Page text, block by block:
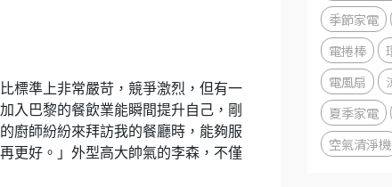
標準上非常嚴苛，競爭激烈，但有一
入巴黎的餐飲業能瞬間提升自己，剛
廚師紛紛來拜訪我的餐廳時，能夠服
更好。」外型高大帥氣的李森，不僅
季節家電
電捲棒
電風扇
夏季家電
空氣清淨機